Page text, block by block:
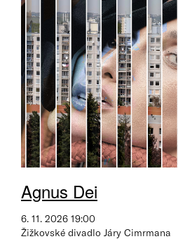
Agnus Dei
6. 11. 2026 19:00
Žižkovské divadlo Járy Cimrmana